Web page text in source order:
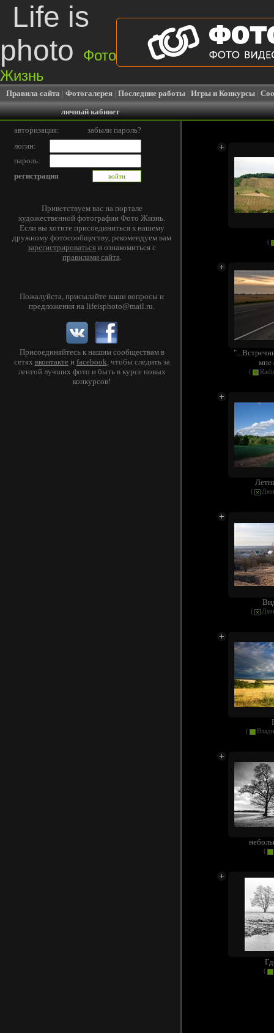
Life is
photo
Фото
Жизнь
Правила сайта | Фотогалерея | Последние работы | Игры и Конкурсы |
личный кабинет
авторизация:
забыли пароль?
логин:
пароль:
регистрация
Приветствуем вас на портале
художественной фотографии Фото Жизнь.
Если вы хотите присоединиться к нашему
дружному фотосообществу, рекомендуем вам
зарегистрироваться и ознакомиться с
правилами сайта.
Пожалуйста, присылайте ваши вопросы и
предложения наlifeisphoto@mail.ru.
Присоединяйтесь к нашим сообществам в
сетях вконтакте и facebook, чтобы следить за
лентой лучших фото и быть в курсе новых
конкурсов!
(
мне
(
(
(
(
(
(